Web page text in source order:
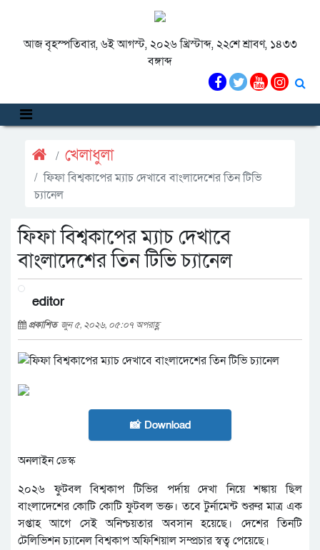
আজ বৃহস্পতিবার, ৬ই আগস্ট, ২০২৬ খ্রিস্টাব্দ, ২২শে শ্রাবণ, ১৪৩৩
বঙ্গাব্দ
খেলাধুলা
ফিফা বিশ্বকাপের ম্যাচ দেখাবে বাংলাদেশের তিন টিভি
চ্যানেল
ফিফা বিশ্বকাপের ম্যাচ দেখাবে
বাংলাদেশের তিন টিভি চ্যানেল
editor
প্রকাশিত জুন ৫, ২০২৬, ০৫:০৭ অপরাহ্ণ
📸 Download
অনলাইন ডেস্ক
২০২৬ ফুটবল বিশ্বকাপ টিভির পর্দায় দেখা নিয়ে শঙ্কায় ছিল
বাংলাদেশের কোটি কোটি ফুটবল ভক্ত। তবে টুর্নামেন্ট শুরুর মাত্র এক
সপ্তাহ আগে সেই অনিশ্চয়তার অবসান হয়েছে। দেশের তিনটি
টেলিভিশন চ্যানেল বিশ্বকাপ অফিশিয়াল সম্প্রচার স্বত্ব পেয়েছে।